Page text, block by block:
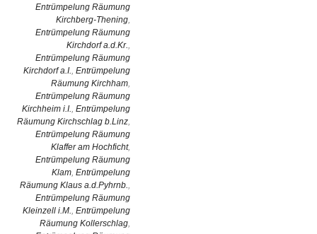
Entrümpelung Räumung
Kirchberg-Thening,
Entrümpelung Räumung
Kirchdorf a.d.Kr.,
Entrümpelung Räumung
Kirchdorf a.I., Entrümpelung
Räumung Kirchham,
Entrümpelung Räumung
Kirchheim i.I., Entrümpelung
Räumung Kirchschlag b.Linz,
Entrümpelung Räumung
Klaffer am Hochficht,
Entrümpelung Räumung
Klam, Entrümpelung
Räumung Klaus a.d.Pyhrnb.,
Entrümpelung Räumung
Kleinzell i.M., Entrümpelung
Räumung Kollerschlag,